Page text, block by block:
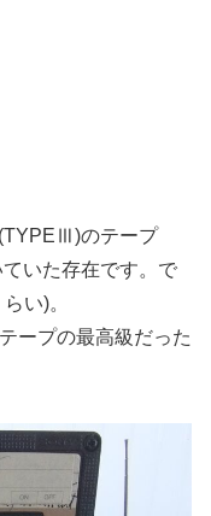
のテープ
いた存在です。で
い)。
ープの最高級だった